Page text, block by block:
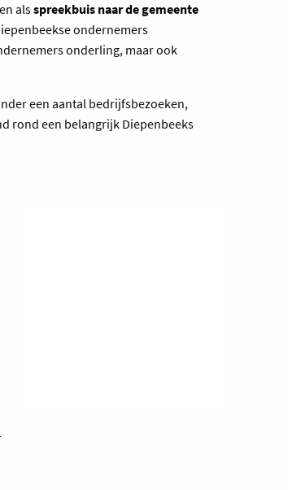
alsspreekbuis naar de gemeente
ondernemers
onderling, maar ook
een aantal bedrijfsbezoeken,
rond een belangrijk Diepenbeeks